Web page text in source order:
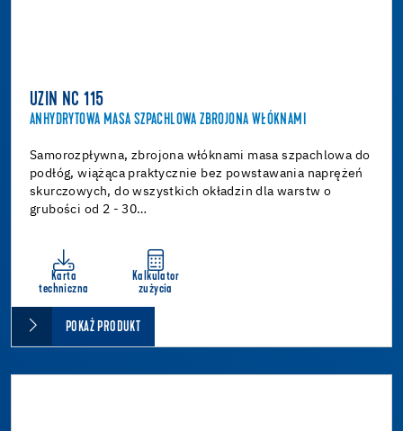
UZIN NC 115
ANHYDRYTOWA MASA SZPACHLOWA ZBROJONA WŁÓKNAMI
Samorozpływna, zbrojona włóknami masa szpachlowa do
podłóg, wiążąca praktycznie bez powstawania naprężeń
skurczowych, do wszystkich okładzin dla warstw o
grubości od 2 - 30…
Karta
techniczna
Kalkulator
zużycia
POKAŻ PRODUKT